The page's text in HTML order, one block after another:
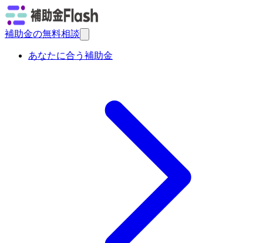
補助金の無料相談
あなたに合う補助金